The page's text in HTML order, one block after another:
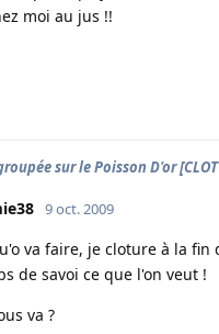
moi au jus !!
sur le Poisson D'or
9 oct. 2009
va faire, je cloture à la fin
de savoi ce que l'on veut !
va ?